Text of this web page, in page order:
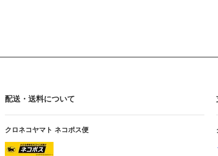
配送・送料について
クロネコヤマト ネコポス便